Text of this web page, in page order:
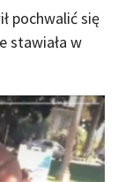
pochwalić się
stawiała w